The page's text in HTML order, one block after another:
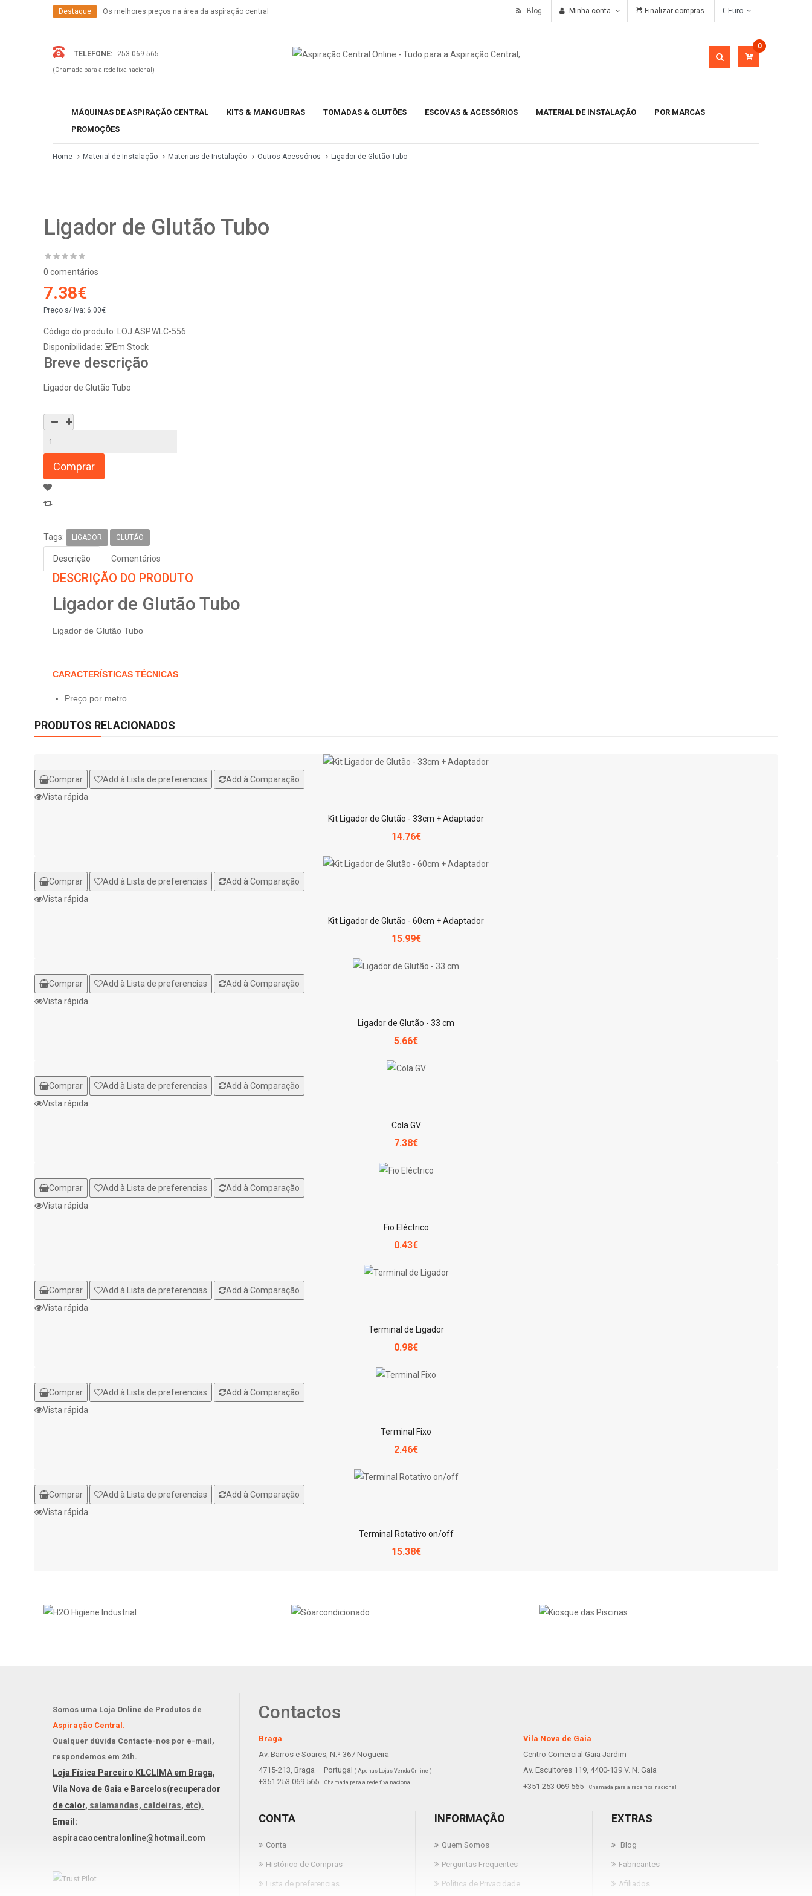
Destaque
Os melhores preços na área da aspiração central
Blog Minha conta Finalizar compras
TELEFONE: 253 069 565
(Chamada para a rede fixa nacional)
0
MÁQUINAS DE ASPIRAÇÃO CENTRAL KITS & MANGUEIRAS TOMADAS & GLUTÕES ESCOVAS & ACESSÓRIOS MATERIAL DE INSTALAÇÃO
POR MARCAS
PROMOÇÕES
Home Material de Instalação Materiais de Instalação Outros Acessórios Ligador de Glutão Tubo
Ligador de Glutão Tubo
0 comentários
7.38€
Preço s/ iva: 6.00€
Código do produto:
LOJ.ASP.WLC-556
Disponibilidade:
Em Stock
Breve descrição
Ligador de Glutão Tubo
Tags: LIGADOR GLUTÃO
Descrição Comentários
DESCRIÇÃO DO PRODUTO
Ligador de Glutão Tubo
Ligador de Glutão Tubo
CARACTERÍSTICAS TÉCNICAS
Preço por metro
PRODUTOS RELACIONADOS
Comprar Add à Lista de preferencias
Add à Comparação
Vista rápida
Kit Ligador de Glutão - 33cm + Adaptador
14.76€
Comprar Add à Lista de preferencias
Add à Comparação
Vista rápida
Kit Ligador de Glutão - 60cm + Adaptador
15.99€
Comprar Add à Lista de preferencias
Add à Comparação
Vista rápida
Ligador de Glutão - 33 cm
5.66€
Comprar Add à Lista de preferencias
Add à Comparação
Vista rápida
Cola GV
7.38€
Comprar Add à Lista de preferencias
Add à Comparação
Vista rápida
Fio Eléctrico
0.43€
Comprar Add à Lista de preferencias
Add à Comparação
Vista rápida
Terminal de Ligador
0.98€
Comprar Add à Lista de preferencias
Add à Comparação
Vista rápida
Terminal Fixo
2.46€
Comprar Add à Lista de preferencias
Add à Comparação
Vista rápida
Terminal Rotativo on/off
15.38€
Somos uma Loja Online de Produtos de
Aspiração Central.
Qualquer dúvida Contacte-nos por e-mail,
respondemos em 24h.
Loja Física Parceiro KLCLIMA em Braga,
Vila Nova de Gaia e Barcelos(recuperador
de calor, salamandas, caldeiras, etc).
Email:
aspiracaocentralonline@hotmail.com
Contactos
Braga
Vila Nova de Gaia
Av. Barros e Soares, N.º 367 Nogueira
Centro Comercial Gaia Jardim
4715-213, Braga – Portugal ( Apenas Lojas Venda Online )
Av. Escultores 119, 4400-139 V. N. Gaia
+351 253 069 565 - Chamada para a rede fixa nacional +351 253 069 565 - Chamada para a rede fixa nacional
CONTA
Conta
Histórico de Compras
Lista de preferencias
INFORMAÇÃO
Quem Somos
Perguntas Frequentes
Política de Privacidade
EXTRAS
Blog
Fabricantes
Afiliados